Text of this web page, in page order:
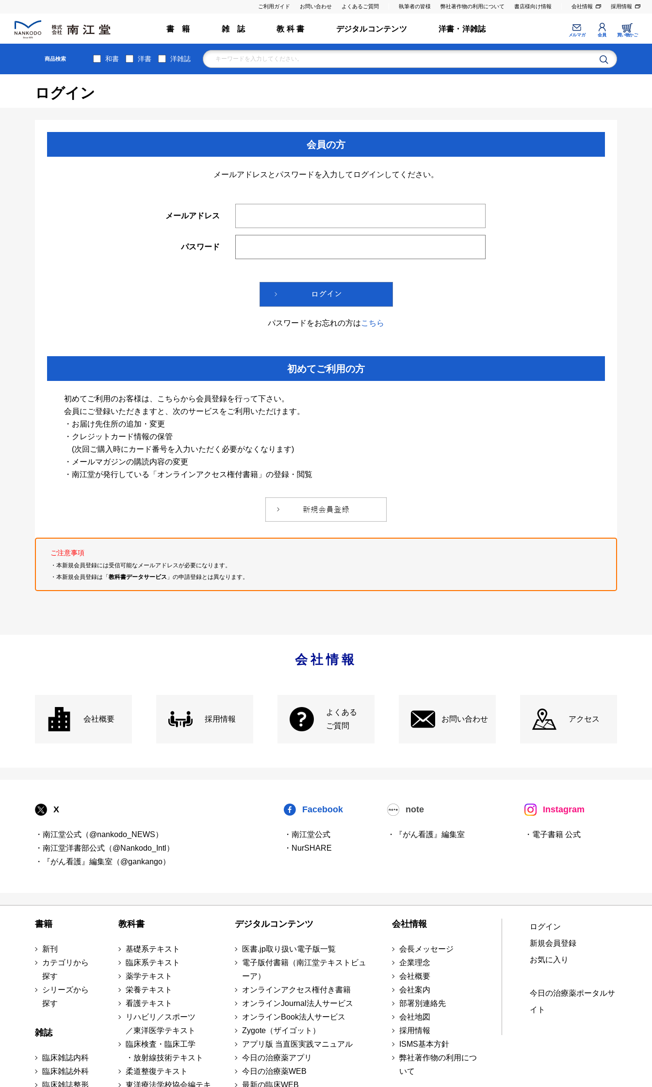
ご利用ガイド お問い合わせ よくあるご質問 執筆者の皆様 弊社著作物の利用について 書店様向け情報 会社情報 採用情報
書 籍 雑 誌 教 科 書 デジタルコンテンツ 洋書・洋雑誌
メルマガ 会員 買い物かご
商品検索 和書 洋書 洋雑誌
ログイン
会員の方
メールアドレスとパスワードを入力してログインしてください。
メールアドレス
パスワード
パスワードをお忘れの方はこちら
初めてご利用の方
初めてご利用のお客様は、こちらから会員登録を行って下さい。
会員にご登録いただきますと、次のサービスをご利用いただけます。
・お届け先住所の追加・変更
・クレジットカード情報の保管
(次回ご購入時にカード番号を入力いただく必要がなくなります)
・メールマガジンの購読内容の変更
・南江堂が発行している「オンラインアクセス権付書籍」の登録・閲覧
ご注意事項
・本新規会員登録には受信可能なメールアドレスが必要になります。
・本新規会員登録は「教科書データサービス 」の申請登録とは異なります。
会社情報
会社概要 採用情報
よくある
ご質問
お問い合わせ アクセス
X
・南江堂公式（@nankodo_NEWS）
・南江堂洋書部公式（@Nankodo_Intl）
・『がん看護』編集室（@gankango）
Facebook
・南江堂公式
・NurSHARE
note
・『がん看護』編集室
Instagram
・電子書籍 公式
書籍
新刊
カテゴリから
探す
シリーズから
探す
雑誌
臨床雑誌内科
臨床雑誌外科
臨床雑誌整形
教科書
基礎系テキスト
臨床系テキスト
薬学テキスト
栄養テキスト
看護テキスト
リハビリ／スポーツ
／東洋医学テキスト
臨床検査・臨床工学
・放射線技術テキスト
柔道整復テキスト
東洋療法学校協会編テキ
デジタルコンテンツ
医書.jp取り扱い電子版一覧
電子版付書籍（南江堂テキストビュ
ーア）
オンラインアクセス権付き書籍
オンラインJournal法人サービス
オンラインBook法人サービス
Zygote（ザイゴット）
アプリ版 当直医実践マニュアル
今日の治療薬アプリ
今日の治療薬WEB
最新の臨床WEB
会社情報
会長メッセージ
企業理念
会社概要
会社案内
部署別連絡先
会社地図
採用情報
ISMS基本方針
弊社著作物の利用につ
いて
ログイン
新規会員登録
お気に入り
今日の治療薬ポータルサ
イト